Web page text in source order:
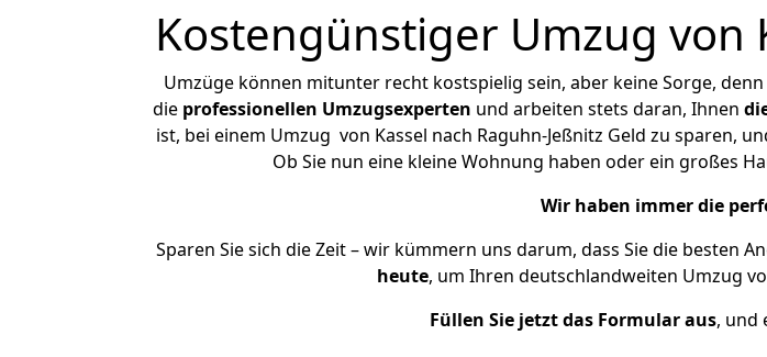
Kostengünstiger Umzug von
Umzüge können mitunter recht kostspielig sein, aber keine Sorge,
die professionellen Umzugsexperten und arbeiten stets daran, Ihnen
ist, bei einem Umzug von Kassel nach Raguhn-Jeßnitz Geld zu sparen,
Ob Sie nun eine kleine Wohnung haben oder ein großes
Wir haben immer die
Sparen Sie sich die Zeit – wir kümmern uns darum, dass Sie die besten
heute, um Ihren deutschlandweiten Umzug
Füllen Sie jetzt das Formular aus, und